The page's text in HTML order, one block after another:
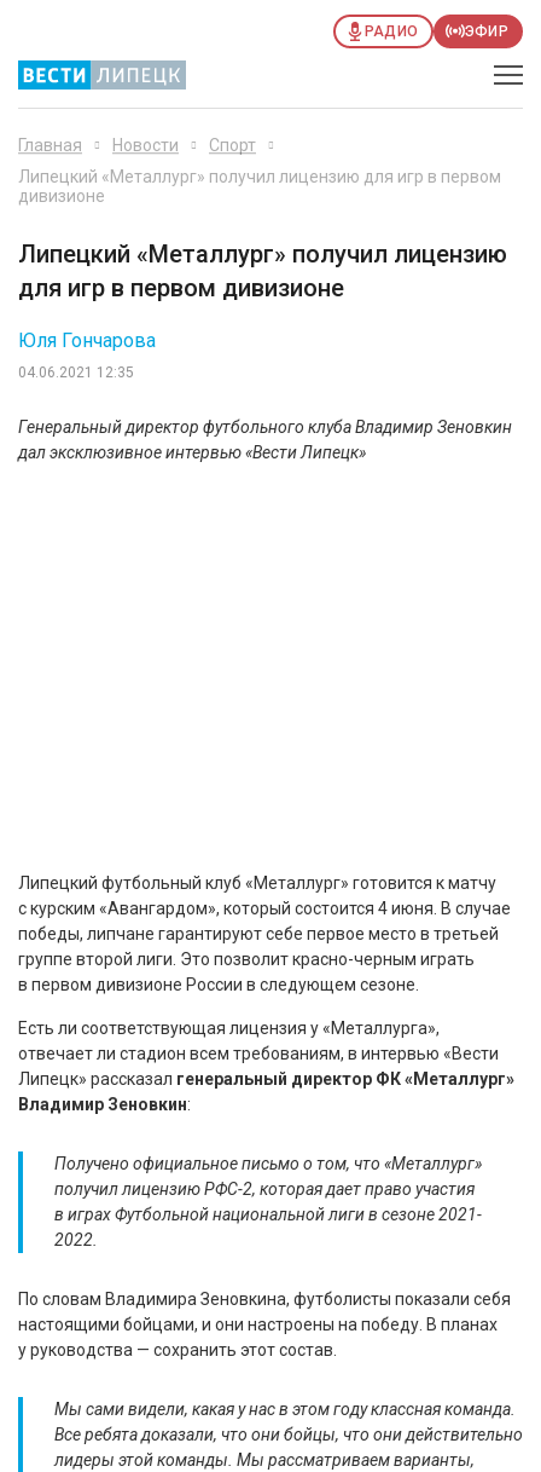
РАДИО ЭФИР
Главная Новости
Спорт
Липецкий «Металлург» получил лицензию для игр в первом
дивизионе
Липецкий «Металлург» получил лицензию
для игр в первом дивизионе
04.06.2021 12:35
Юля Гончарова
Генеральный директор футбольного клуба Владимир Зеновкин
дал эксклюзивное интервью «Вести Липецк»
Липецкий футбольный клуб «Металлург» готовится к матчу
с курским «Авангардом», который состоится 4 июня. В случае
победы, липчане гарантируют себе первое место в третьей
группе второй лиги. Это позволит красно-черным играть
в первом дивизионе России в следующем сезоне.
Есть ли соответствующая лицензия у «Металлурга»,
отвечает ли стадион всем требованиям, в интервью «Вести
Липецк» рассказал генеральный директор ФК «Металлург»
Владимир Зеновкин:
Получено официальное письмо о том, что «Металлург»
получил лицензию РФС-2, которая дает право участия
в играх Футбольной национальной лиги в сезоне 2021-
2022.
По словам Владимира Зеновкина, футболисты показали себя
настоящими бойцами, и они настроены на победу. В планах
у руководства — сохранить этот состав.
Мы сами видели, какая у нас в этом году классная команда.
Все ребята доказали, что они бойцы, что они действительно
лидеры этой команды. Мы рассматриваем варианты,